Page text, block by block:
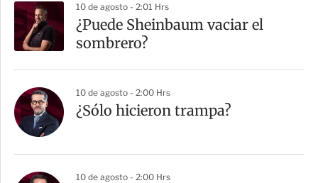
10 de agosto - 2:01 Hrs
¿Puede Sheinbaum vaciar el
sombrero?
10 de agosto - 2:00 Hrs
¿Sólo hicieron trampa?
10 de agosto - 2:00 Hrs